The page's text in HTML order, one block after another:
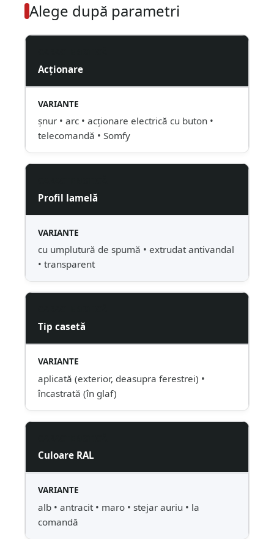
Alege după parametri
Acționare
șnur • arc • acționare electrică cu buton •
telecomandă • Somfy
Profil lamelă
cu umplutură de spumă • extrudat antivandal
• transparent
Tip casetă
aplicată (exterior, deasupra ferestrei) •
încastrată (în glaf)
Culoare RAL
alb • antracit • maro • stejar auriu • la
comandă